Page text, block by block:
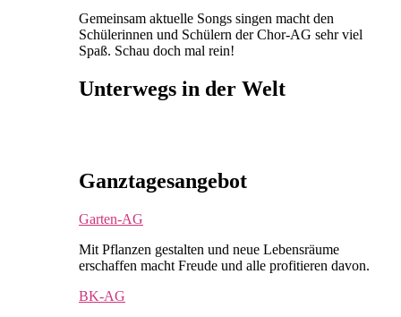
Gemeinsam aktuelle Songs singen macht den
Schülerinnen und Schülern der Chor-AG sehr viel
Spaß. Schau doch mal rein!
Unterwegs in der Welt
Ganztagesangebot
Garten-AG
Mit Pflanzen gestalten und neue Lebensräume
erschaffen macht Freude und alle profitieren davon.
BK-AG